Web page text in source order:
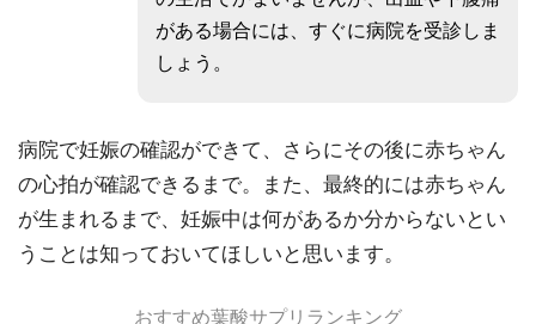
がある場合には、すぐに病院を受診しま
しょう。
病院で妊娠の確認ができて、さらにその後に赤ちゃん
の心拍が確認できるまで。また、最終的には赤ちゃん
が生まれるまで、妊娠中は何があるか分からないとい
うことは知っておいてほしいと思います。
おすすめ葉酸サプリランキング